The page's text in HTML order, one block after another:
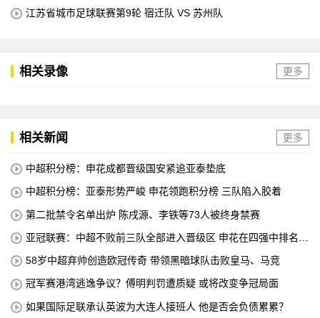
江苏省城市足球联赛第9轮 宿迁队 VS 苏州队
相关录像 更多
相关新闻 更多
中超积分榜：申花成都晋级国安紧追亚泰垫底
中超积分榜：亚泰形势严峻 申花领跑积分榜 三队陷入胶着
第二批禁令名单出炉 陈戌源、李铁等73人被终身禁赛
亚冠联赛：中超不败前三队全部进入晋级区 申花在四强中排名第
58岁中超弃帅创造欧冠传奇 带领黑暗球队击败皇马、马竞
冠军赛港湾逃逸争议？傅明判罚遭质疑 或将改变争冠局面
如果国际足联承认英波为大连人接班人 他是否会负债累累？